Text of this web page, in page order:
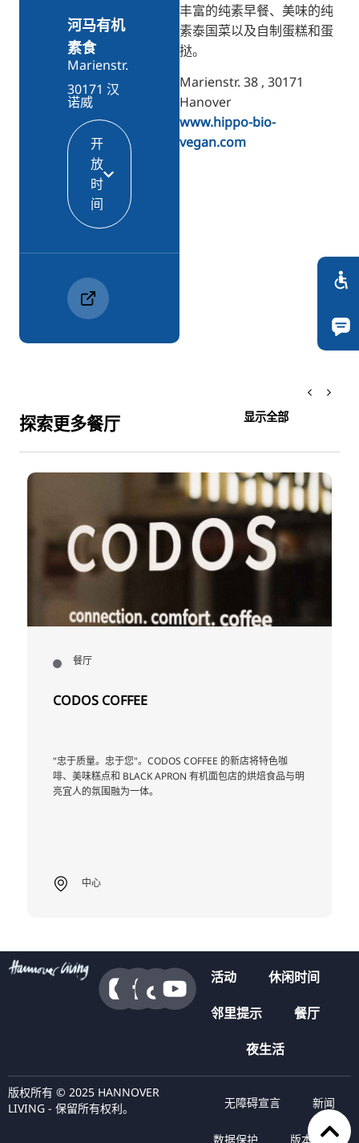
丰富的纯素早餐、美味的纯
素泰国菜以及自制蛋糕和蛋
挞。
Marienstr. 38 , 30171
Hanover
www.hippo-bio-
vegan.com
河马有机
素食
Marienstr.
30171 汉
诺威
开
放
时
间
探索更多餐厅 显示全部
餐厅
CODOS COFFEE
"忠于质量。忠于您"。CODOS COFFEE 的新店将特色咖
啡、美味糕点和 BLACK APRON 有机面包店的烘焙食品与明
亮宜人的氛围融为一体。
中心
活动 休闲时间
邻里提示 餐厅
夜生活
版权所有 © 2025 HANNOVER
LIVING - 保留所有权利。
无障碍宣言 新闻
数据保护 版本说明